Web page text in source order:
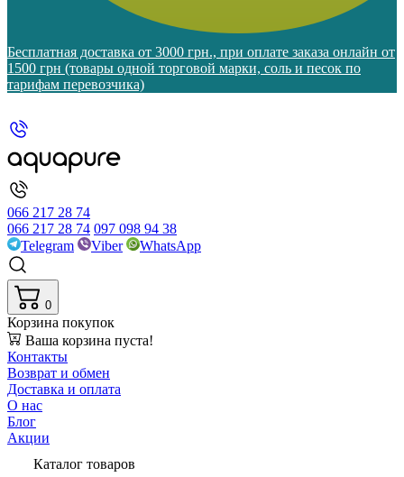
Бесплатная доставка от 3000 грн., при оплате заказа онлайн от
1500 грн (товары одной торговой марки, соль и песок по
тарифам перевозчика)
066 217 28 74
066 217 28 74 097 098 94 38
Telegram
Viber WhatsApp
0
Корзина покупок
Ваша корзина пуста!
Контакты
Возврат и обмен
Доставка и оплата
О нас
Блог
Акции
Каталог товаров